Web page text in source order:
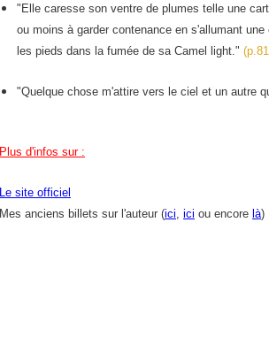
"Elle caresse son ventre de plumes telle une
ou moins à garder contenance en s'allumant
les pieds dans la fumée de sa Camel light."
"Quelque chose m'attire vers le ciel et un autre
Plus d'infos sur :
Le site officiel
Mes anciens billets sur l'auteur (ici, ici ou encore là)